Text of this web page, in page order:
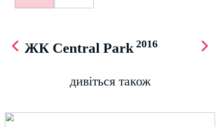
ЖК Central Park 2016
дивіться також